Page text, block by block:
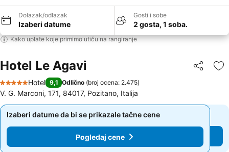
Dolazak/odlazak
Izaberi datume
Gosti i sobe
2 gosta, 1 soba.
Kako uplate koje primimo utiču na rangiranje
Hotel Le Agavi Deli
5 Zvezdice
Hotel 9,1 Odlično (broj ocena: 2.475)
V. G. Marconi, 171, 84017, Pozitano, Italija
Izaberi datume da bi se prikazale tačne cene
Pogledaj cene
Izaberi datume da bi se prikazale tačne cene
Pogledaj cene